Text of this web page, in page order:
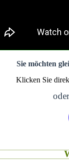
Sie möchten
Klicken Sie